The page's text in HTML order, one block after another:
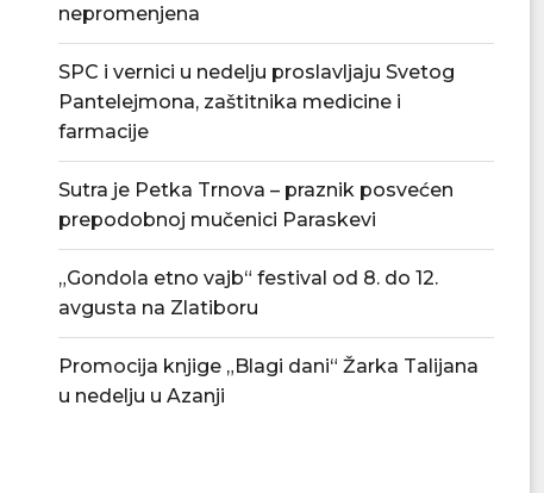
nepromenjena
SPC i vernici u nedelju proslavljaju Svetog
Pantelejmona, zaštitnika medicine i
farmacije
Sutra je Petka Trnova – praznik posvećen
prepodobnoj mučenici Paraskevi
„Gondola etno vajb“ festival od 8. do 12.
avgusta na Zlatiboru
Promocija knjige „Blagi dani“ Žarka Talijana
u nedelju u Azanji